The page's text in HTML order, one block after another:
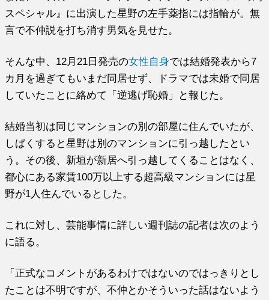
スペシャル』に出演した星野の左手薬指には指輪が。無
言で不仲説を打ち消す男気を見せた。
そんな中、12月21日発売の女性自身では結婚発表から7
カ月を過ぎてもいまだ同居せず、ドラマでは未婚で同居
していたことに絡めて「逆逃げ恥婚」と報じた。
結婚当初は同じマンションの別の部屋に住んでいたが、
しばくすると星野は別のマンションに引っ越したとい
う。その後、新垣が新居へ引っ越してくることはなく、
都心にある家賃100万以上する超高級マンションには星
野が1人住んでいるとした。
これに対し、芸能事情に詳しい週刊誌の記者は次のよう
に語る。
「正式なコメントがあるわけではないのではっきりとし
たことは不明ですが、不仲とかそういった話はないよう